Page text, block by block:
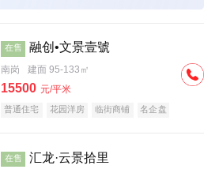
在售 融创•文景壹號
南岗 建面 95-133㎡
15500 元/平米
普通住宅 花园洋房 临街商铺 名企盘
在售 汇龙·云景拾里